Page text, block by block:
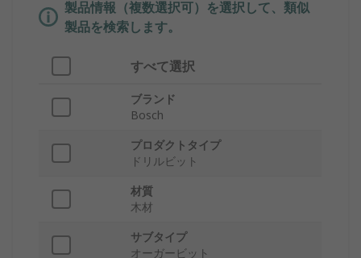
製品情報（複数選択可）を選択して、類似
製品を検索します。
すべて選択
ブランド
Bosch
プロダクトタイプ
ドリルビット
材質
木材
サブタイプ
オーガービット